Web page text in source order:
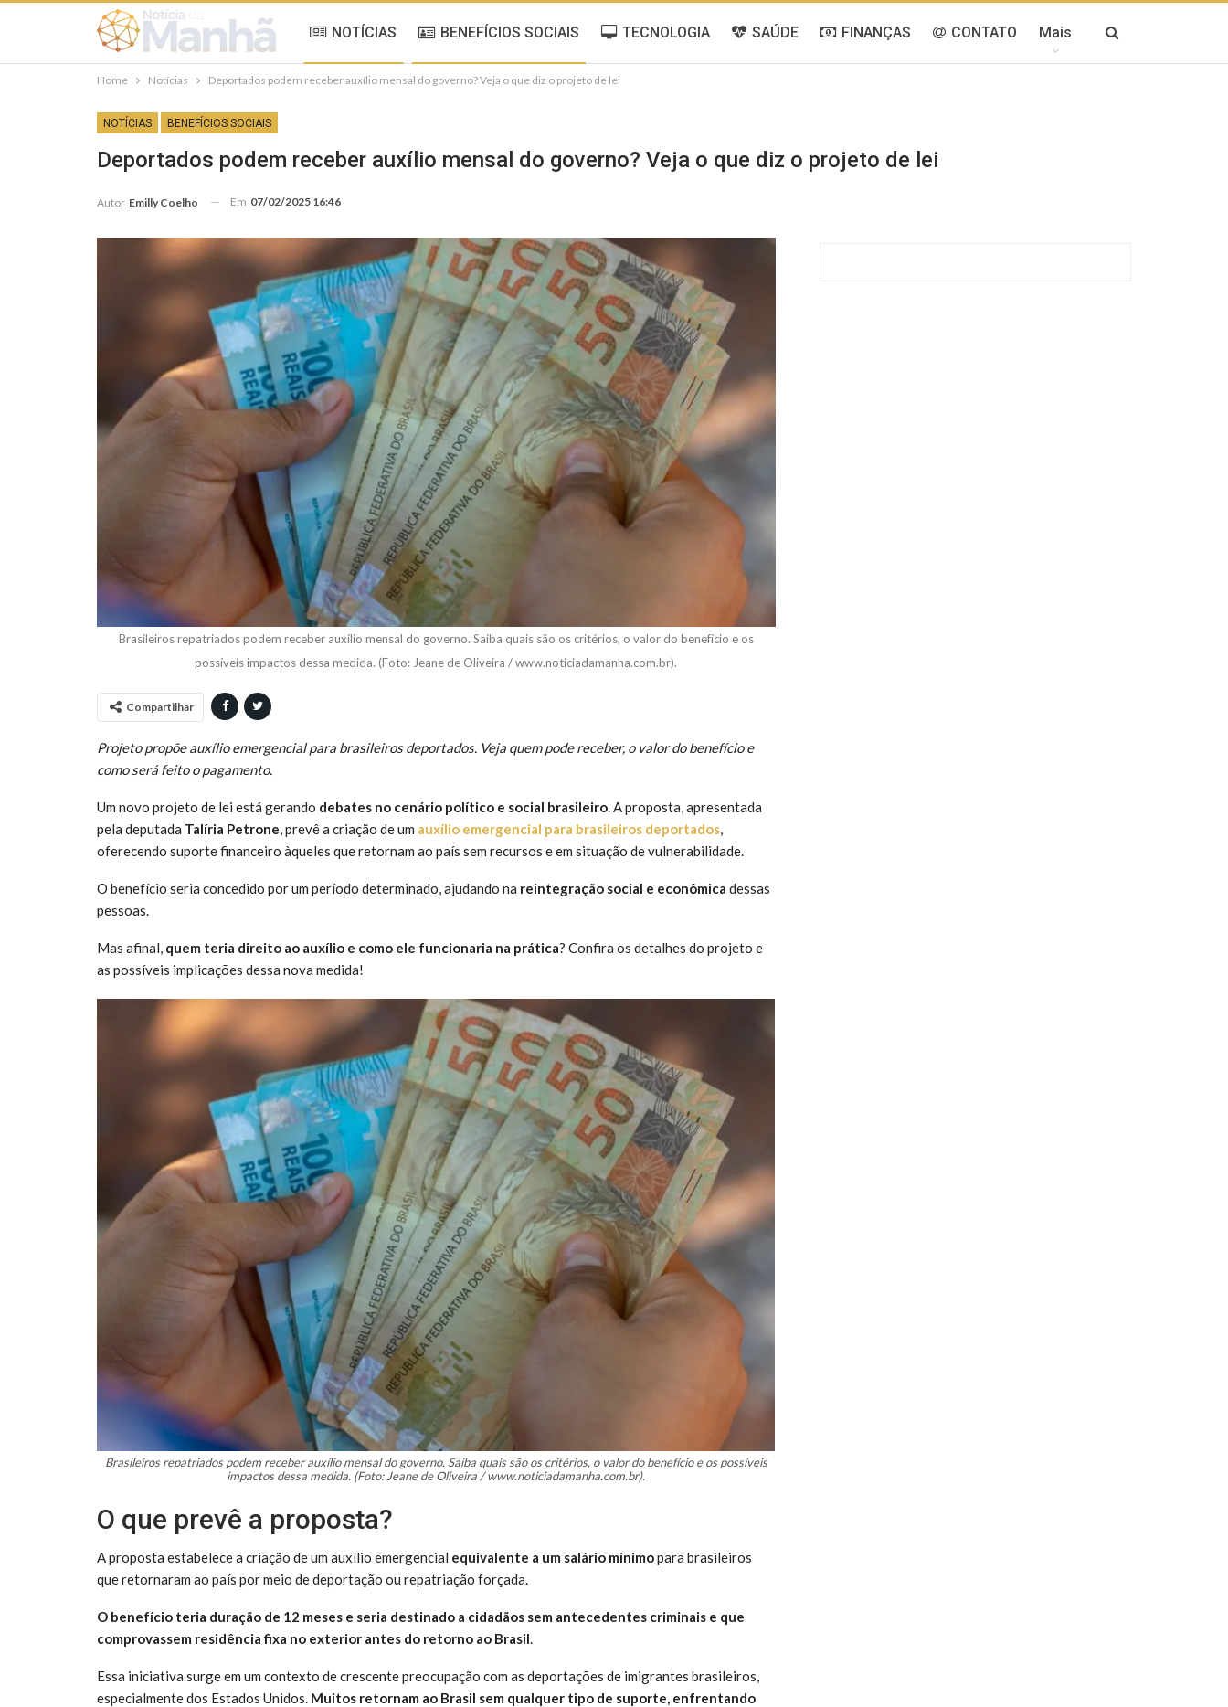
NOTÍCIAS BENEFÍCIOS SOCIAIS TECNOLOGIA SAÚDE FINANÇAS CONTATO Mais
Home Notícias Deportados podem receber auxílio mensal do governo? Veja o que diz o projeto de lei
NOTÍCIAS BENEFÍCIOS SOCIAIS
Deportados podem receber auxílio mensal do governo? Veja o que diz o projeto de lei
Autor Emilly Coelho Em 07/02/2025 16:46
Brasileiros repatriados podem receber auxílio mensal do governo. Saiba quais são os critérios, o valor do benefício e os
possíveis impactos dessa medida. (Foto: Jeane de Oliveira / www.noticiadamanha.com.br).
Compartilhar
Projeto propõe auxílio emergencial para brasileiros deportados. Veja quem pode receber, o valor do benefício e
como será feito o pagamento.
Um novo projeto de lei está gerando debates no cenário político e social brasileiro. A proposta, apresentada
pela deputada Talíria Petrone, prevê a criação de um auxílio emergencial para brasileiros deportados,
oferecendo suporte financeiro àqueles que retornam ao país sem recursos e em situação de vulnerabilidade.
O benefício seria concedido por um período determinado, ajudando na reintegração social e econômica dessas
pessoas.
Mas afinal, quem teria direito ao auxílio e como ele funcionaria na prática? Confira os detalhes do projeto e
as possíveis implicações dessa nova medida!
Brasileiros repatriados podem receber auxílio mensal do governo. Saiba quais são os critérios, o valor do benefício e os possíveis
impactos dessa medida. (Foto: Jeane de Oliveira / www.noticiadamanha.com.br).
O que prevê a proposta?
A proposta estabelece a criação de um auxílio emergencial equivalente a um salário mínimopara brasileiros
que retornaram ao país por meio de deportação ou repatriação forçada.
O benefício teria duração de 12 meses e seria destinado a cidadãos sem antecedentes criminais e que
comprovassem residência fixa no exterior antes do retorno ao Brasil.
Essa iniciativa surge em um contexto de crescente preocupação com as deportações de imigrantes brasileiros,
especialmente dos Estados Unidos. Muitos retornam ao Brasil sem qualquer tipo de suporte, enfrentando